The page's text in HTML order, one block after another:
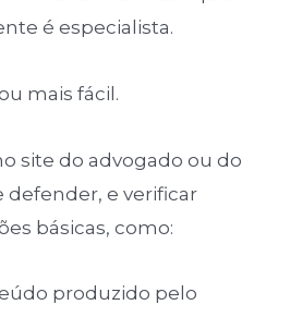
é especialista.
mais fácil.
site do advogado ou do
defender, e verificar
básicas, como:
produzido pelo